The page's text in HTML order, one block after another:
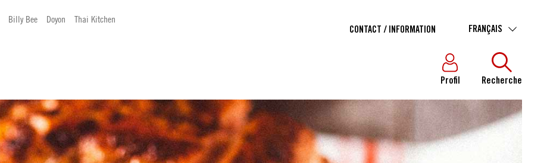
Billy Bee Doyon Thai Kitchen
CONTACT / INFORMATION FRANÇAIS
Profil Recherche